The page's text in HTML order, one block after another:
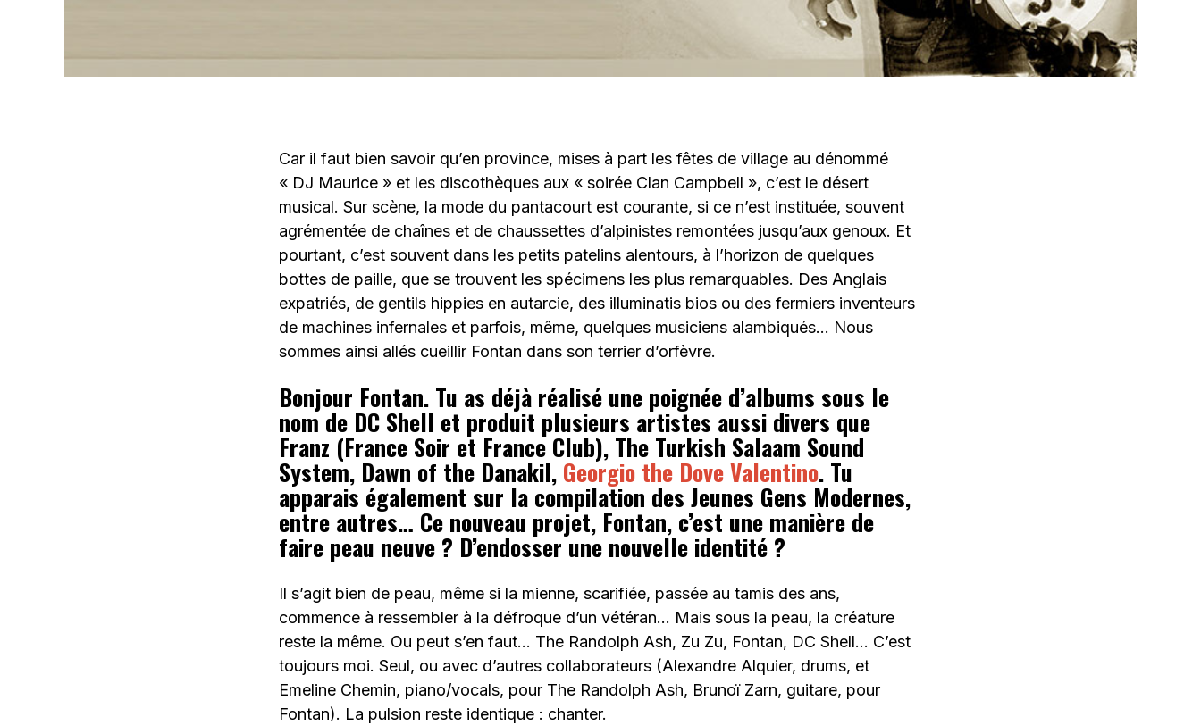
Car il faut bien savoir qu’en province, mises à part les fêtes de village au dénommé
« DJ Maurice » et les discothèques aux « soirée Clan Campbell », c’est le désert
musical. Sur scène, la mode du pantacourt est courante, si ce n’est instituée, souvent
agrémentée de chaînes et de chaussettes d’alpinistes remontées jusqu’aux genoux. Et
pourtant, c’est souvent dans les petits patelins alentours, à l’horizon de quelques
bottes de paille, que se trouvent les spécimens les plus remarquables. Des Anglais
expatriés, de gentils hippies en autarcie, des illuminatis bios ou des fermiers inventeurs
de machines infernales et parfois, même, quelques musiciens alambiqués… Nous
sommes ainsi allés cueillir Fontan dans son terrier d’orfèvre.
Bonjour Fontan. Tu as déjà réalisé une poignée d’albums sous le
nom de DC Shell et produit plusieurs artistes aussi divers que
Franz (France Soir et France Club), The Turkish Salaam Sound
System, Dawn of the Danakil, Georgio the Dove Valentino. Tu
apparais également sur la compilation des Jeunes Gens Modernes,
entre autres… Ce nouveau projet, Fontan, c’est une manière de
faire peau neuve ? D’endosser une nouvelle identité ?
Il s’agit bien de peau, même si la mienne, scarifiée, passée au tamis des ans,
commence à ressembler à la défroque d’un vétéran… Mais sous la peau, la créature
reste la même. Ou peut s’en faut… The Randolph Ash, Zu Zu, Fontan, DC Shell… C’est
toujours moi. Seul, ou avec d’autres collaborateurs (Alexandre Alquier, drums, et
Emeline Chemin, piano/vocals, pour The Randolph Ash, Brunoï Zarn, guitare, pour
Fontan). La pulsion reste identique : chanter.